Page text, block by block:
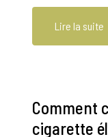
Lire la suite
Comment
cigarette